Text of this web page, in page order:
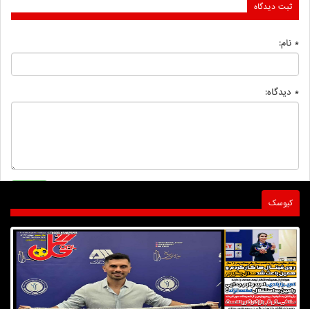
ثبت دیدگاه
* نام:
* دیدگاه:
کیوسک